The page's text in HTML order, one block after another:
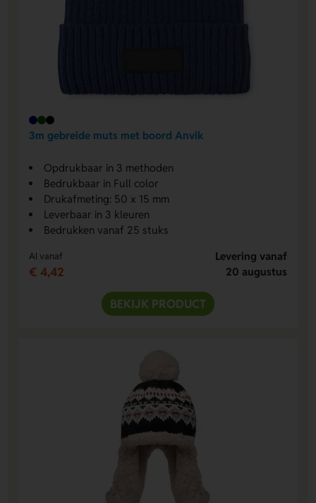
3m gebreide muts met boord Anvik
Opdrukbaar in 3 methoden
Bedrukbaar in Full color
Drukafmeting: 50 x 15 mm
Leverbaar in 3 kleuren
Bedrukken vanaf 25 stuks
Al vanaf
€ 4,42
Levering vanaf
20 augustus
BEKIJK PRODUCT